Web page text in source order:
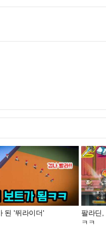
된 '뛰라이더'
팔라딘,
ㅋㅋ